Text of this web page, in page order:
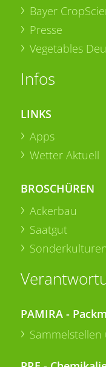
Bayer
Presse
Vegetables
Infos
LINKS
Apps
Wetter Aktuell
BROSCHÜREN
Ackerbau
Saatgut
Sonderkulturen
PAMIRA -